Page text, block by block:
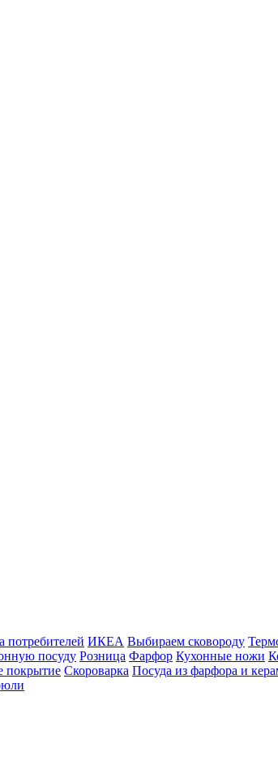
потребителей ИКЕА Выбираем сковороду
посуду Розница Фарфор Кухонные ножи
покрытие Скороварка Посуда из фарфора и